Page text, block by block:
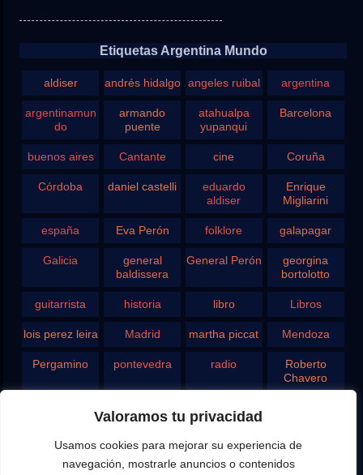
Valoramos tu privacidad
Usamos cookies para mejorar su experiencia de
navegación, mostrarle anuncios o contenidos
Etiquetas Argentina Mundo
aldiser andrés hidalgo angeles ruibal argentina
argentinamun
do
armando
puente
atahualpa
yupanqui
Barcelona
buenos aires Cantante cine Coruña
Córdoba daniel castelli
eduardo
aldiser
Enrique
Migliarini
españa Eva Perón folklore galapagar
Galicia
general
baldissera
General Perón
georgina
bortolotto
guitarrista historia libro Libros
lois perez leira Madrid martha piccat Mendoza
Pergamino pontevedra radio
Roberto
Chavero
Tango teatro television vigo